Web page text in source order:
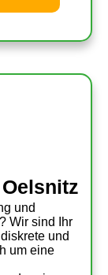
und
Wir sind Ihr
und
um eine